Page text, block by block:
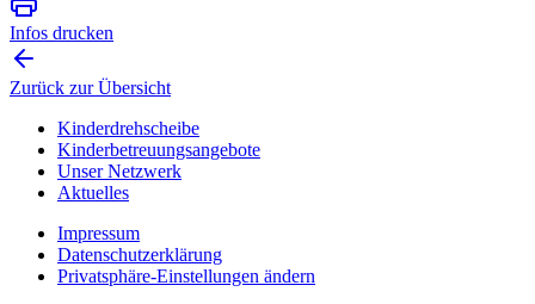
Infos drucken
Zurück zur Übersicht
Kinderdrehscheibe
Kinderbetreuungs­angebote
Unser Netzwerk
Aktuelles
Impressum
Datenschutzerklärung
Privatsphäre-Einstellungen ändern